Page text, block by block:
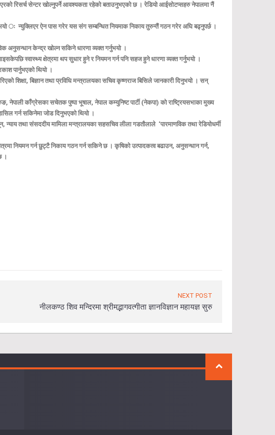
रिसर्च सेन्टर खोल्नुपर्ने आवश्यकता रहेको बताउनुभएको छ । रेडियो आईसोटप्सहरु नेपालमा नैं
ः न्युक्लिएर ऐन पास गरेर यस संग सम्बन्धित नियमाक निकाय तुरुन्तैं गठन गरेर अघि बढ्नुपर्छ ।
अनुसन्धान केन्द्र खोल्न सकिने धारणा व्यक्त गर्नुभयो ।
स्वास्थ्य क्षेत्रमा थप सुधार हुने र नियमन गर्न पनि सहज हुने धारणा व्यक्त गर्नुभयो ।
पार्नुभएको थियो ।
शिक्षा, बिज्ञान तथा प्रविधि मन्त्रालयका सचिव कृष्णराज बिसिले जानकारी दिनुभयो । सन्
नेपाली काँग्रेसका सचेतक पुष्पा भूषाल, नेपाल कम्युनिष्ट पार्टी (नेकपा) को राष्ट्रियसभाका मुख्य
गर्न सकिनेमा जोड दिनुभएको थियो ।
तथा संसददीय मामिला मन्त्रालयका सहसचिव लीला गडतौलाले ‘पारमाणविक तथा रेडियोधर्मी
नियमन गर्न छुट्टै निकाय गठन गर्न सकिने छ । कृषिको उत्पादकत्व बढाउन, अनुसन्धान गर्न,
।
NEXT POST
नीलकण्ठ शिव मन्दिरमा श्रीमद्भागवत्गीता ज्ञानविज्ञान महायज्ञ सुरु